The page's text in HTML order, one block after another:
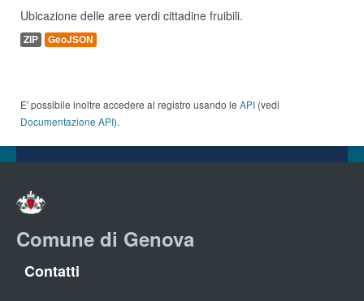
Ubicazione delle aree verdi cittadine fruibili.
ZIP GeoJSON
E' possibile inoltre accedere al registro usando le API (vedi
Documentazione API).
Comune di Genova
Contatti